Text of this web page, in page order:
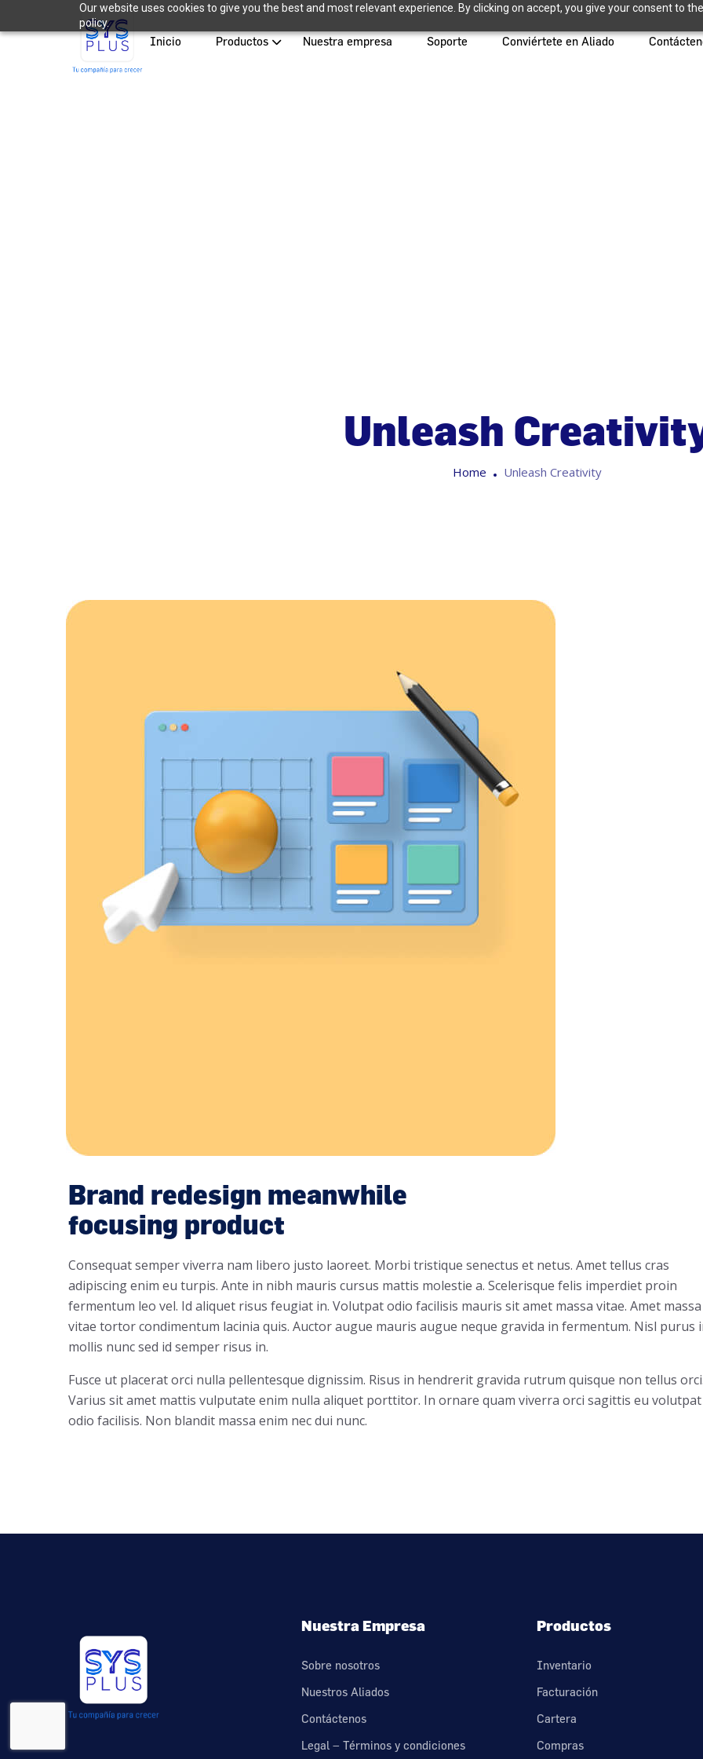
Our website uses cookies to give you the best and most relevant experience. By clicking on accept, you give your consent to
policy.
Inicio Productos Nuestra empresa Soporte Conviértete en Aliado
Unleash
Home Unleash Creativity
Brand redesign meanwhile
focusing product
Consequat semper viverra nam libero justo laoreet. Morbi tristique senectus et netus. Amet tellus cras
adipiscing enim eu turpis. Ante in nibh mauris cursus mattis molestie a. Scelerisque felis imperdiet proin
fermentum leo vel. Id aliquet risus feugiat in. Volutpat odio facilisis mauris sit amet massa vitae. Amet massa
vitae tortor condimentum lacinia quis. Auctor augue mauris augue neque gravida in fermentum. Nisl purus
mollis nunc sed id semper risus in.
Fusce ut placerat orci nulla pellentesque dignissim. Risus in hendrerit gravida rutrum quisque non tellus
Varius sit amet mattis vulputate enim nulla aliquet porttitor. In ornare quam viverra orci sagittis eu volutpat
odio facilisis. Non blandit massa enim nec dui nunc.
Nuestra Empresa
Sobre nosotros
Nuestros Aliados
Contáctenos
Legal – Términos y condiciones
Productos
Inventario
Facturación
Cartera
Compras